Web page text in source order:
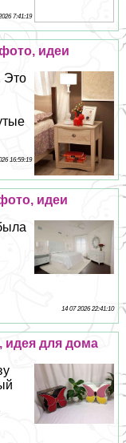
7:41:19
идеи
Это
16:59:19
идеи
14 07 2026 22:41:10
идея для дома